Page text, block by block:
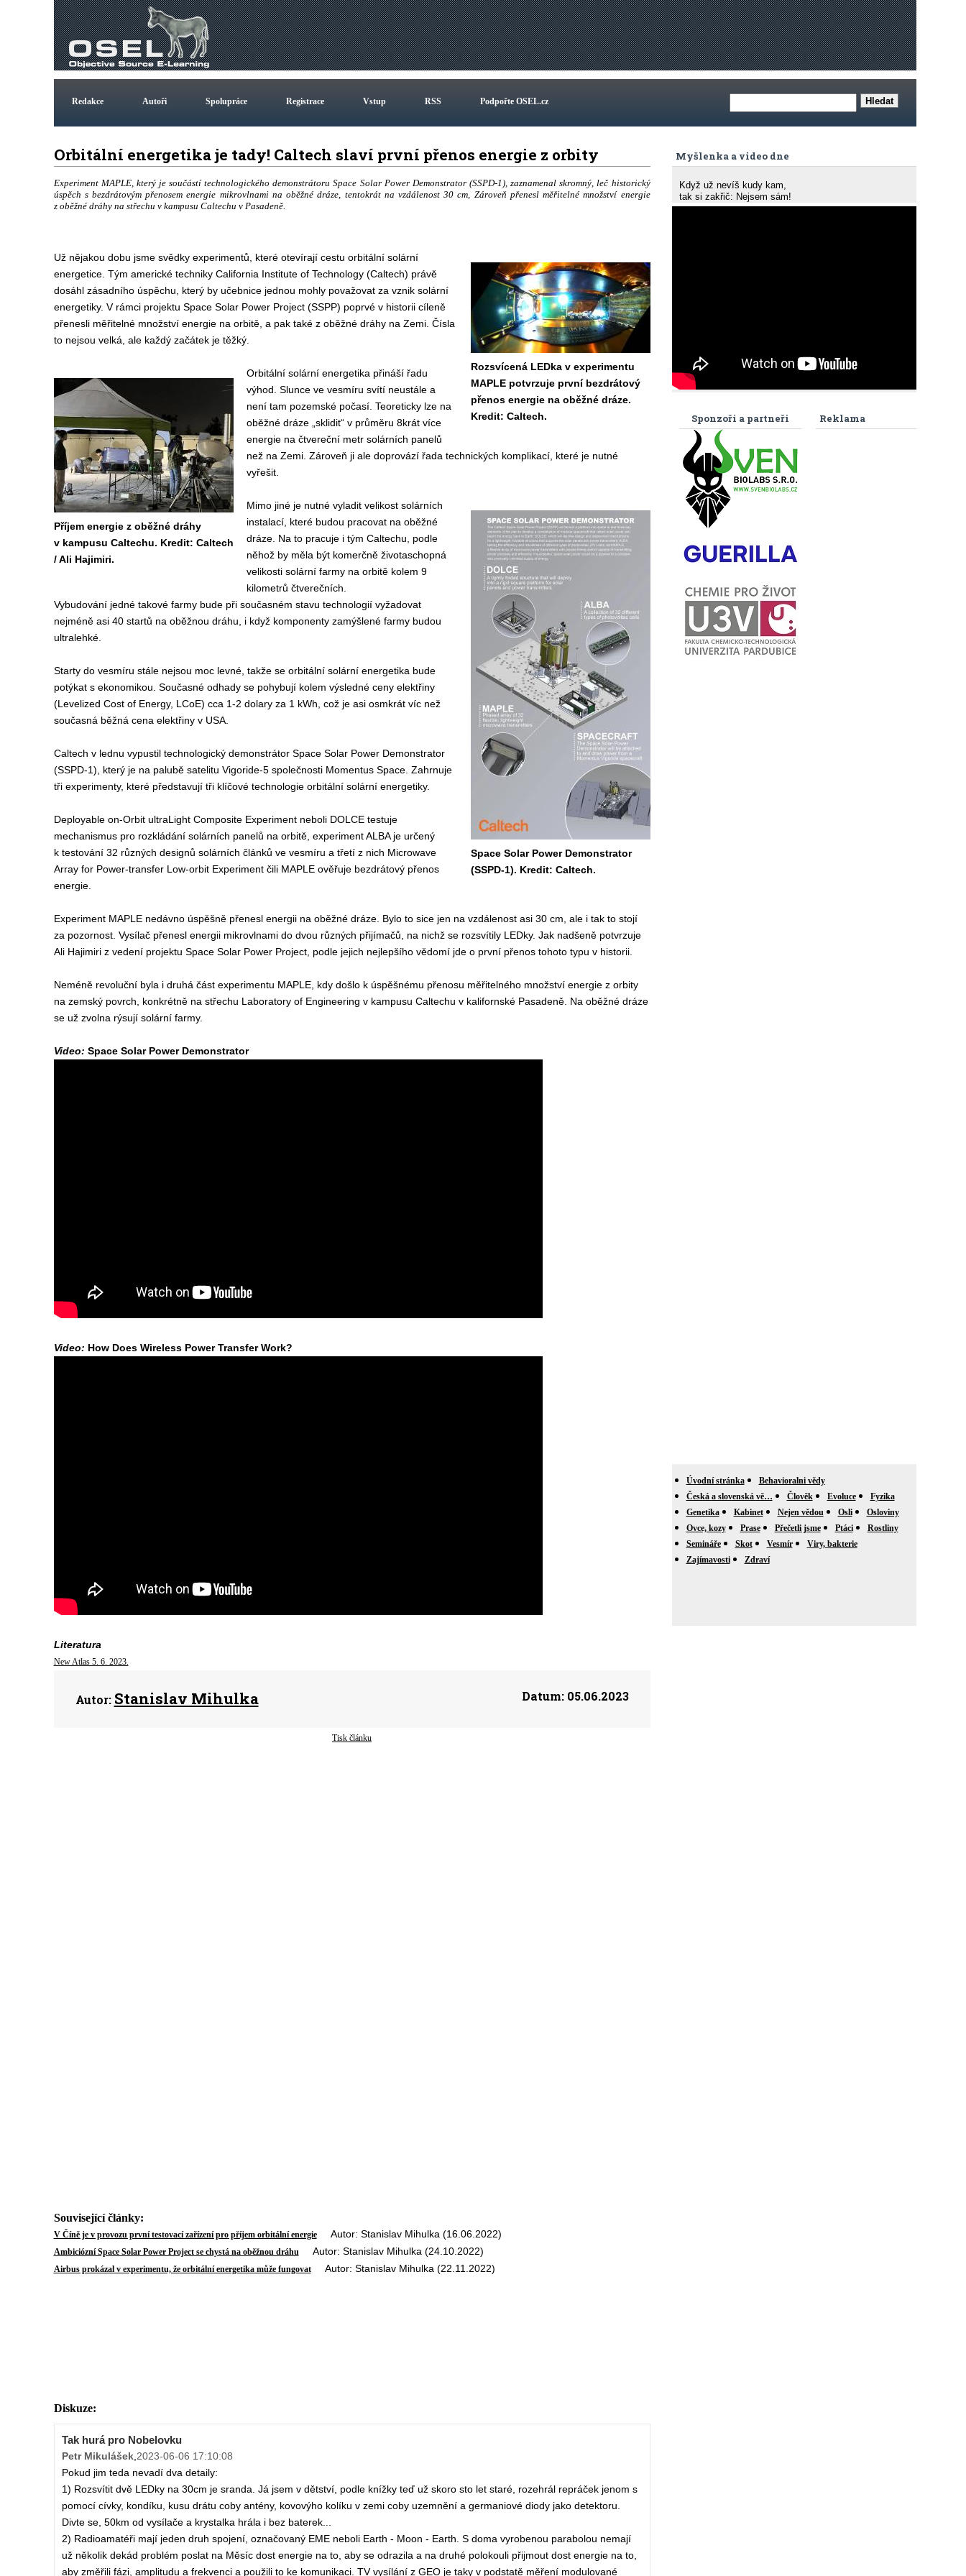
Redakce Autoři Spolupráce Registrace Vstup RSS Podpořte OSEL.cz
Orbitální energetika je tady! Caltech slaví první přenos energie z orbity
Experiment MAPLE, který je součástí technologického demonstrátoru Space Solar Power Demonstrator (SSPD-1), zaznamenal skromný, leč historický
úspěch s bezdrátovým přenosem energie mikrovlnami na oběžné dráze, tentokrát na vzdálenost 30 cm, Zároveň přenesl měřitelné množství energie
z oběžné dráhy na střechu v kampusu Caltechu v Pasadeně.
Rozsvícená LEDka v experimentu
MAPLE potvrzuje první bezdrátový
přenos energie na oběžné dráze.
Kredit: Caltech.
Už nějakou dobu jsme svědky experimentů, které otevírají cestu orbitální solární
energetice. Tým americké techniky California Institute of Technology (Caltech) právě
dosáhl zásadního úspěchu, který by učebnice jednou mohly považovat za vznik solární
energetiky. V rámci projektu Space Solar Power Project (SSPP) poprvé v historii cíleně
přenesli měřitelné množství energie na orbitě, a pak také z oběžné dráhy na Zemi. Čísla
to nejsou velká, ale každý začátek je těžký.
Příjem energie z oběžné dráhy
v kampusu Caltechu. Kredit: Caltech
/ Ali Hajimiri.
Orbitální solární energetika přináší řadu
výhod. Slunce ve vesmíru svítí neustále a
není tam pozemské počasí. Teoreticky lze na
oběžné dráze „sklidit“ v průměru 8krát více
energie na čtvereční metr solárních panelů
než na Zemi. Zároveň ji ale doprovází řada technických komplikací, které je nutné
vyřešit.
Space Solar Power Demonstrator
(SSPD-1). Kredit: Caltech.
Mimo jiné je nutné vyladit velikost solárních
instalací, které budou pracovat na oběžné
dráze. Na to pracuje i tým Caltechu, podle
něhož by měla být komerčně životaschopná
velikosti solární farmy na orbitě kolem 9
kilometrů čtverečních.
Vybudování jedné takové farmy bude při současném stavu technologií vyžadovat
nejméně asi 40 startů na oběžnou dráhu, i když komponenty zamýšlené farmy budou
ultralehké.
Starty do vesmíru stále nejsou moc levné, takže se orbitální solární energetika bude
potýkat s ekonomikou. Současné odhady se pohybují kolem výsledné ceny elektřiny
(Levelized Cost of Energy, LCoE) cca 1-2 dolary za 1 kWh, což je asi osmkrát víc než
současná běžná cena elektřiny v USA.
Caltech v lednu vypustil technologický demonstrátor Space Solar Power Demonstrator
(SSPD-1), který je na palubě satelitu Vigoride-5 společnosti Momentus Space. Zahrnuje
tři experimenty, které představují tři klíčové technologie orbitální solární energetiky.
Deployable on-Orbit ultraLight Composite Experiment neboli DOLCE testuje
mechanismus pro rozkládání solárních panelů na orbitě, experiment ALBA je určený
k testování 32 různých designů solárních článků ve vesmíru a třetí z nich Microwave
Array for Power-transfer Low-orbit Experiment čili MAPLE ověřuje bezdrátový přenos
energie.
Experiment MAPLE nedávno úspěšně přenesl energii na oběžné dráze. Bylo to sice jen na vzdálenost asi 30 cm, ale i tak to stojí
za pozornost. Vysílač přenesl energii mikrovlnami do dvou různých přijímačů, na nichž se rozsvítily LEDky. Jak nadšeně potvrzuje
Ali Hajimiri z vedení projektu Space Solar Power Project, podle jejich nejlepšího vědomí jde o první přenos tohoto typu v historii.
Neméně revoluční byla i druhá část experimentu MAPLE, kdy došlo k úspěšnému přenosu měřitelného množství energie z orbity
na zemský povrch, konkrétně na střechu Laboratory of Engineering v kampusu Caltechu v kalifornské Pasadeně. Na oběžné dráze
se už zvolna rýsují solární farmy.
Video: Space Solar Power Demonstrator
Video: How Does Wireless Power Transfer Work?
Literatura
New Atlas 5. 6. 2023.
Autor: Stanislav Mihulka Datum:05.06.2023
Tisk článku
Související články:
V Číně je v provozu první testovací zařízení pro příjem orbitální energieAutor: Stanislav Mihulka (16.06.2022)
Ambiciózní Space Solar Power Project se chystá na oběžnou dráhu Autor: Stanislav Mihulka (24.10.2022)
Airbus prokázal v experimentu, že orbitální energetika může fungovatAutor: Stanislav Mihulka (22.11.2022)
Diskuze:
Tak hurá pro Nobelovku
Petr Mikulášek,2023-06-06 17:10:08
Pokud jim teda nevadí dva detaily:
1) Rozsvítit dvě LEDky na 30cm je sranda. Já jsem v dětství, podle knížky teď už skoro sto let staré, rozehrál repráček jenom s
pomocí cívky, kondíku, kusu drátu coby antény, kovovýho kolíku v zemi coby uzemnění a germaniové diody jako detektoru.
Divte se, 50km od vysílače a krystalka hrála i bez baterek...
2) Radioamatéři mají jeden druh spojení, označovaný EME neboli Earth - Moon - Earth. S doma vyrobenou parabolou nemají
už několik dekád problém poslat na Měsíc dost energie na to, aby se odrazila a na druhé polokouli přijmout dost energie na to,
aby změřili fázi, amplitudu a frekvenci a použili to ke komunikaci. TV vysílání z GEO je taky v podstatě měření modulované
Myšlenka a video dne
Když už nevíš kudy kam,
tak si zakřič: Nejsem sám!
Reklama
Sponzoři a partneři
Úvodní stránka
Behavioralni vědy
Česká a slovenská vě…
Člověk Evoluce
Fyzika
Genetika
Kabinet Nejen vědou Osli
Osloviny
Ovce, kozy
Prase Přečetli jsme Ptáci
Rostliny
Semináře
Skot Vesmír
Viry, bakterie
Zajímavosti
Zdraví